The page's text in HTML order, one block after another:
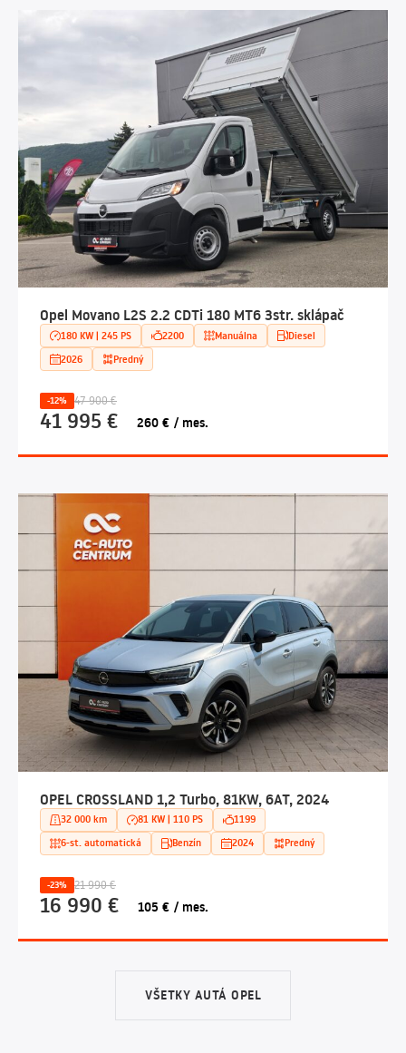
Opel Movano L2S 2.2 CDTi 180 MT6 3str. sklápač
180 KW | 245 PS 2200 Manuálna
Diesel
2026
Predný
-12% 47 900 €
41 995 € 260 € / mes.
OPEL CROSSLAND 1,2 Turbo, 81KW, 6AT, 2024
32 000 km 81 KW | 110 PS
1199
6-st. automatická
Benzín 2024 Predný
-23% 21 990 €
16 990 € 105 € / mes.
VŠETKY AUTÁ OPEL